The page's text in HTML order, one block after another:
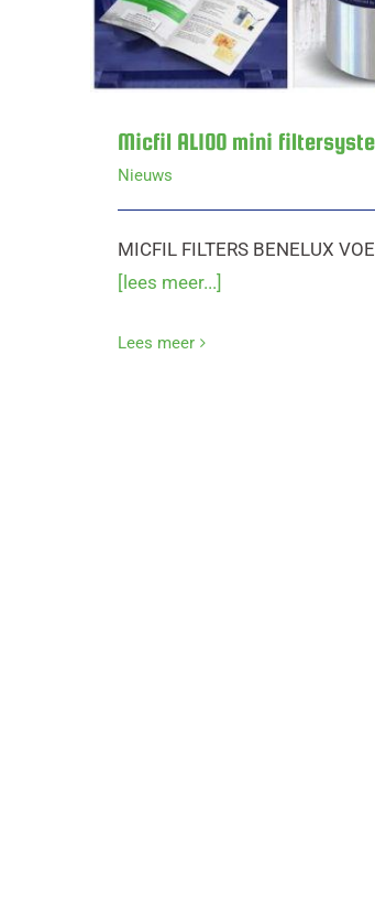
Micfil AL100 mini
Nieuws
MICFIL FILTERS BENELUX
[lees meer...]
Lees meer